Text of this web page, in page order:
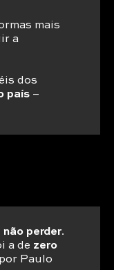
mais
a
dos
país –
perder.
a de zero
Paulo